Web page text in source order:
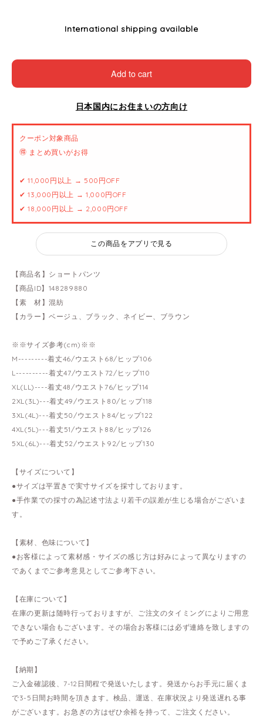
International shipping available
Add to cart
日本国内にお住まいの方向け
クーポン対象商品
🉐 まとめ買いがお得
✔ 11,000円以上 → 500円OFF
✔ 13,000円以上 → 1,000円OFF
✔ 18,000円以上 → 2,000円OFF
この商品をアプリで見る
【商品名】ショートパンツ
【商品ID】148289880
【素 材】混紡
【カラー】ベージュ、ブラック、ネイビー、ブラウン
※※サイズ参考(cm)※※
M---------着丈46/ウエスト68/ヒップ106
L----------着丈47/ウエスト72/ヒップ110
XL(LL)----着丈48/ウエスト76/ヒップ114
2XL(3L)---着丈49/ウエスト80/ヒップ118
3XL(4L)---着丈50/ウエスト84/ヒップ122
4XL(5L)---着丈51/ウエスト88/ヒップ126
5XL(6L)---着丈52/ウエスト92/ヒップ130
【サイズについて】
●サイズは平置きで実寸サイズを採寸しております。
●手作業での採寸の為記述寸法より若干の誤差が生じる場合がございま
す。
【素材、色味について】
●お客様によって素材感・サイズの感じ方は好みによって異なりますの
であくまでご参考意見としてご参考下さい。
【在庫について】
在庫の更新は随時行っておりますが、ご注文のタイミングによりご用意
できない場合もございます。その場合お客様には必ず連絡を致しますの
で予めご了承ください。
【納期】
ご入金確認後、7-12日間程で発送いたします。発送からお手元に届くま
で3-5日間お時間を頂きます。検品、運送、在庫状況より発送遅れる事
がございます。お急ぎの方はぜひ余裕を持って、ご注文ください。